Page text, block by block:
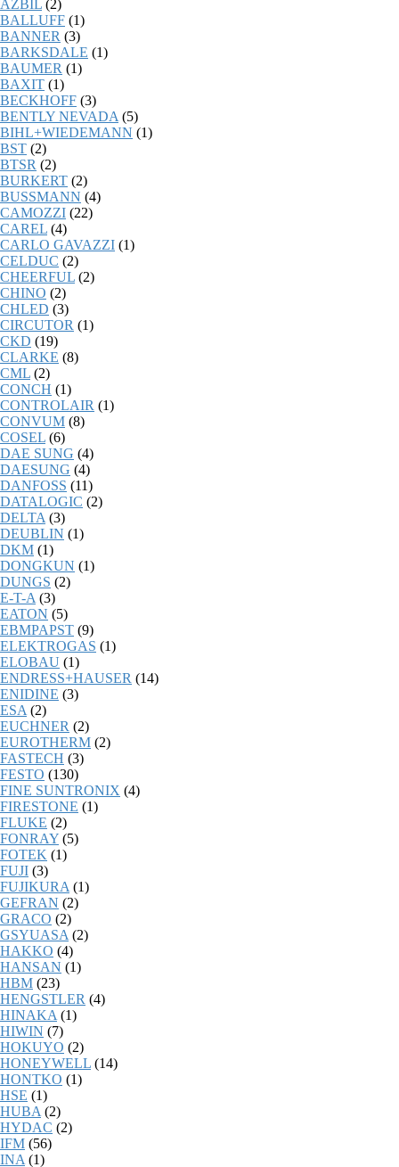
AZBIL (2)
BALLUFF (1)
BANNER (3)
BARKSDALE (1)
BAUMER (1)
BAXIT (1)
BECKHOFF (3)
BENTLY NEVADA (5)
BIHL+WIEDEMANN (1)
BST (2)
BTSR (2)
BURKERT (2)
BUSSMANN (4)
CAMOZZI (22)
CAREL (4)
CARLO GAVAZZI (1)
CELDUC (2)
CHEERFUL (2)
CHINO (2)
CHLED (3)
CIRCUTOR (1)
CKD (19)
CLARKE (8)
CML (2)
CONCH (1)
CONTROLAIR (1)
CONVUM (8)
COSEL (6)
DAE SUNG (4)
DAESUNG (4)
DANFOSS (11)
DATALOGIC (2)
DELTA (3)
DEUBLIN (1)
DKM (1)
DONGKUN (1)
DUNGS (2)
E-T-A (3)
EATON (5)
EBMPAPST (9)
ELEKTROGAS (1)
ELOBAU (1)
ENDRESS+HAUSER (14)
ENIDINE (3)
ESA (2)
EUCHNER (2)
EUROTHERM (2)
FASTECH (3)
FESTO (130)
FINE SUNTRONIX (4)
FIRESTONE (1)
FLUKE (2)
FONRAY (5)
FOTEK (1)
FUJI (3)
FUJIKURA (1)
GEFRAN (2)
GRACO (2)
GSYUASA (2)
HAKKO (4)
HANSAN (1)
HBM (23)
HENGSTLER (4)
HINAKA (1)
HIWIN (7)
HOKUYO (2)
HONEYWELL (14)
HONTKO (1)
HSE (1)
HUBA (2)
HYDAC (2)
IFM (56)
INA (1)